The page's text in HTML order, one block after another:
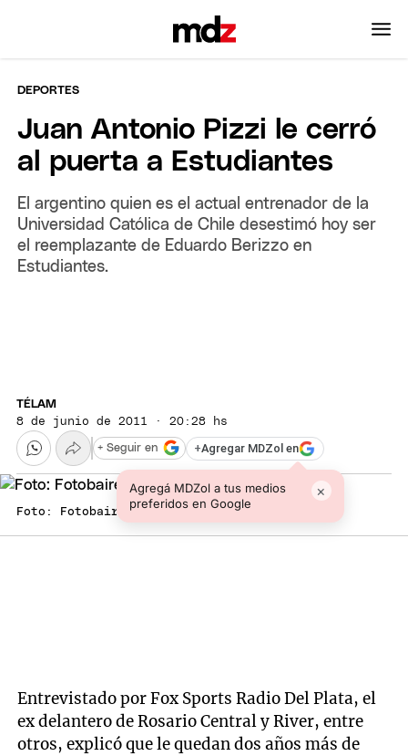
DEPORTES
Juan Antonio Pizzi le cerró
al puerta a Estudiantes
El argentino quien es el actual entrenador de la
Universidad Católica de Chile desestimó hoy ser
el reemplazante de Eduardo Berizzo en
Estudiantes.
TÉLAM
8 de junio de 2011 · 20:28 hs
+Agregar MDZol en
Agregá MDZol a tus medios
preferidos en Google
×
+ Seguir en
Foto: Fotobaires
Entrevistado por Fox Sports Radio Del Plata, el
ex delantero de Rosario Central y River, entre
otros, explicó que le quedan dos años más de